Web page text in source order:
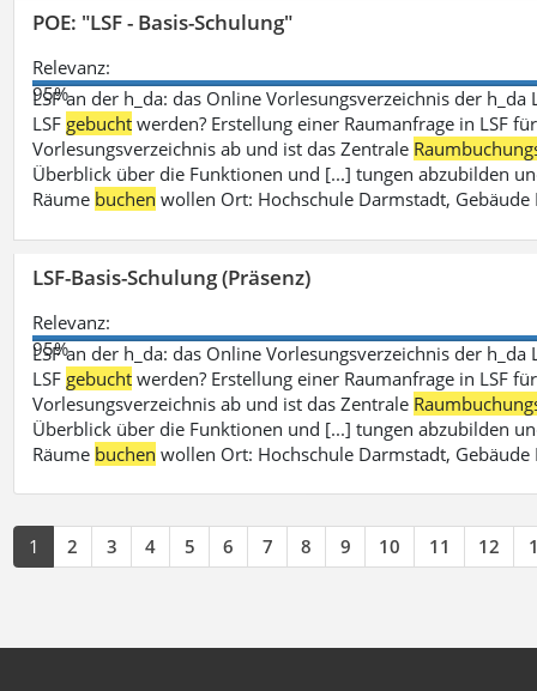
POE: "LSF - Basis-Schulung"
Relevanz:
95%
LSF an der h_da: das Online Vorlesungsverzeichnis der h_da
LSF gebucht werden? Erstellung einer Raumanfrage in LSF
Vorlesungsverzeichnis ab und ist das Zentrale
Überblick über die Funktionen und [...] tungen abzubilden
Räume buchen wollen Ort: Hochschule Darmstadt,
LSF-Basis-Schulung (Präsenz)
Relevanz:
95%
LSF an der h_da: das Online Vorlesungsverzeichnis der h_da
LSF gebucht werden? Erstellung einer Raumanfrage in LSF
Vorlesungsverzeichnis ab und ist das Zentrale
Überblick über die Funktionen und [...] tungen abzubilden
Räume buchen wollen Ort: Hochschule Darmstadt,
1 2 3 4 5 6 7 8 9 10 11 12